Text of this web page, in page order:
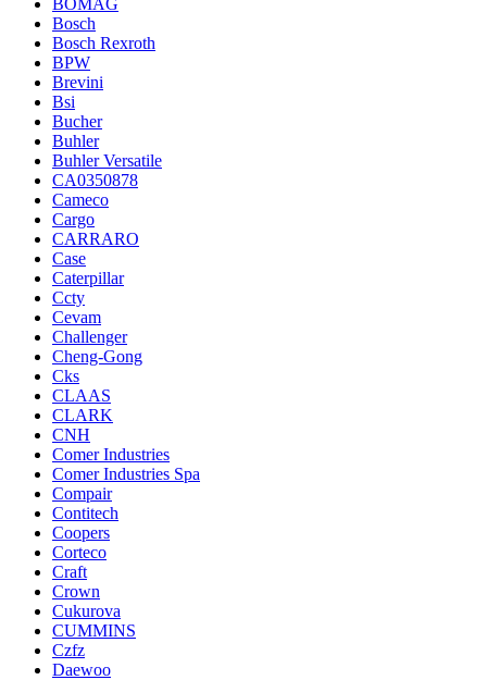
BOMAG
Bosch
Bosch Rexroth
BPW
Brevini
Bsi
Bucher
Buhler
Buhler Versatile
CA0350878
Cameco
Cargo
CARRARO
Case
Caterpillar
Ccty
Cevam
Challenger
Cheng-Gong
Cks
CLAAS
CLARK
CNH
Comer Industries
Comer Industries Spa
Compair
Contitech
Coopers
Corteco
Craft
Crown
Cukurova
CUMMINS
Czfz
Daewoo